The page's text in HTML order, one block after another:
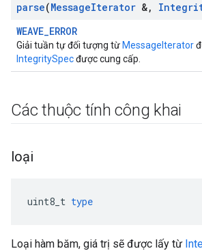
parse(MessageIterator &,
WEAVE_ERROR
Giải tuần tự đối tượng từ MessageIterator
IntegritySpecđược cung cấp.
Các thuộc tính công khai
loại
uint8_t type
Loại hàm băm, giá trị sẽ được lấy từ